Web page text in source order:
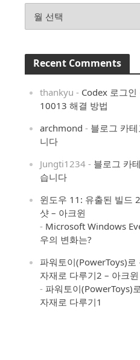
Recent Comments
thankyu - Codex 로그
10013 해결 방법
archmond - 블로그 카
니다
Jungti1234 - 블로그 카
습니다
윈도우 11: 유출된 빌드
샷 – 아크윈
- Microsoft Windows
우의 변화는?
파워토이(PowerToys)로
자재로 다루기2 – 아크윈
- 파워토이(PowerToys)
자재로 다루기1